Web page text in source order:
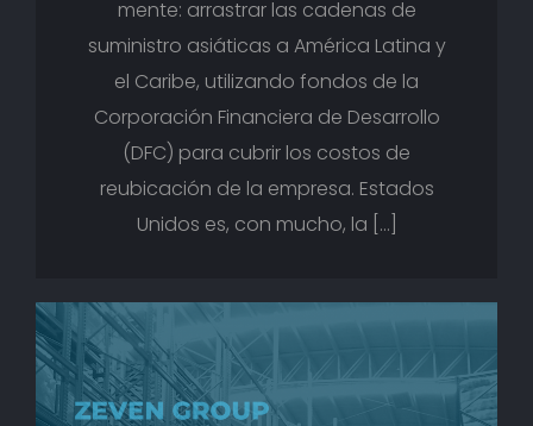
mente: arrastrar las cadenas de
suministro asiáticas a América Latina y
el Caribe, utilizando fondos de la
Corporación Financiera de Desarrollo
(DFC) para cubrir los costos de
reubicación de la empresa. Estados
Unidos es, con mucho, la […]